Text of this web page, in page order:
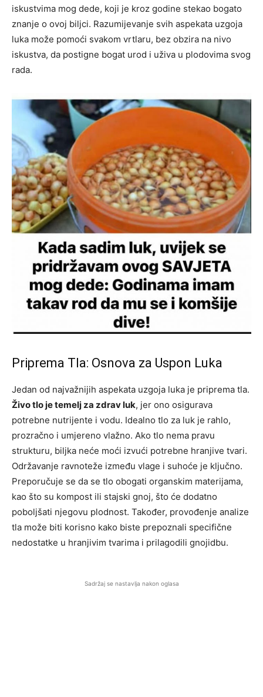
iskustvima mog dede, koji je kroz godine stekao bogato
znanje o ovoj biljci. Razumijevanje svih aspekata uzgoja
luka može pomoći svakom vrtlaru, bez obzira na nivo
iskustva, da postigne bogat urod i uživa u plodovima svog
rada.
Priprema Tla: Osnova za Uspon Luka
Jedan od najvažnijih aspekata uzgoja luka je priprema tla.
Živo tlo je temelj za zdrav luk, jer ono osigurava
potrebne nutrijente i vodu. Idealno tlo za luk je rahlo,
prozračno i umjereno vlažno. Ako tlo nema pravu
strukturu, biljka neće moći izvući potrebne hranjive tvari.
Održavanje ravnoteže između vlage i suhoće je ključno.
Preporučuje se da se tlo obogati organskim materijama,
kao što su kompost ili stajski gnoj, što će dodatno
poboljšati njegovu plodnost. Također, provođenje analize
tla može biti korisno kako biste prepoznali specifične
nedostatke u hranjivim tvarima i prilagodili gnojidbu.
Sadržaj se nastavlja nakon oglasa